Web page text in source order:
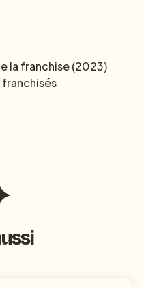
la franchise (2023)